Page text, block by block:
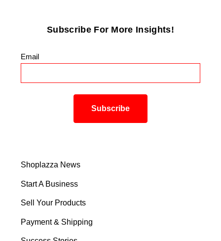
Subscribe For More Insights!
Email
Shoplazza News
Start A Business
Sell Your Products
Payment & Shipping